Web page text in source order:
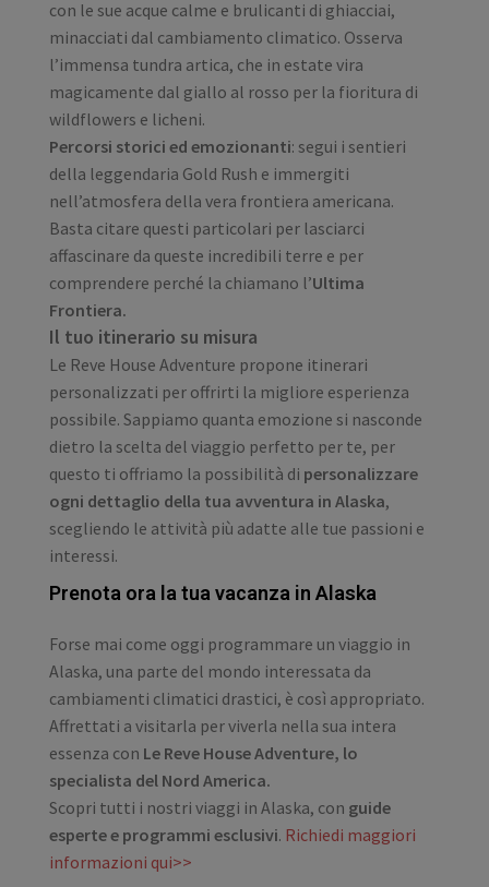
con le sue acque calme e brulicanti di ghiacciai,
minacciati dal cambiamento climatico. Osserva
l’immensa tundra artica, che in estate vira
magicamente dal giallo al rosso per la fioritura di
wildflowers e licheni.
Percorsi storici ed emozionanti: segui i sentieri
della leggendaria Gold Rush e immergiti
nell’atmosfera della vera frontiera americana.
Basta citare questi particolari per lasciarci
affascinare da queste incredibili terre e per
comprendere perché la chiamano l’Ultima
Frontiera.
Il tuo itinerario su misura
Le Reve House Adventure propone itinerari
personalizzati per offrirti la migliore esperienza
possibile. Sappiamo quanta emozione si nasconde
dietro la scelta del viaggio perfetto per te, per
questo ti offriamo la possibilità di personalizzare
ogni dettaglio della tua avventura in Alaska,
scegliendo le attività più adatte alle tue passioni e
interessi.
Prenota ora la tua vacanza in Alaska
Forse mai come oggi programmare un viaggio in
Alaska, una parte del mondo interessata da
cambiamenti climatici drastici, è così appropriato.
Affrettati a visitarla per viverla nella sua intera
essenza con Le Reve House Adventure, lo
specialista del Nord America.
Scopri tutti i nostri viaggi in Alaska, con guide
esperte e programmi esclusivi. Richiedi maggiori
informazioni qui>>